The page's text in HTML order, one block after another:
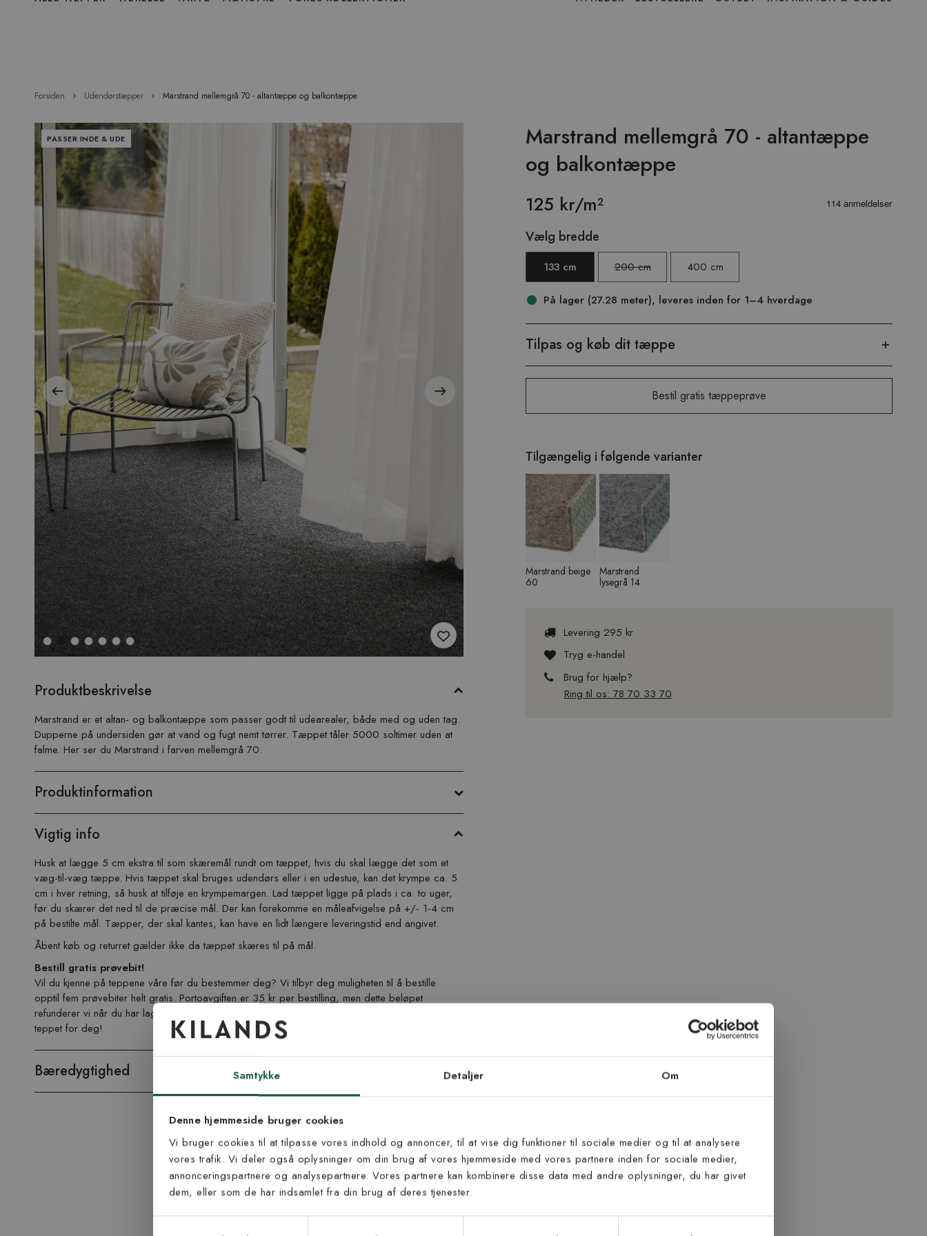
Samtykke Detaljer Om
Denne hjemmeside bruger cookies
Vi bruger cookies til at tilpasse vores indhold og annoncer, til at vise dig funktioner til sociale medier og til at analysere
vores trafik. Vi deler også oplysninger om din brug af vores hjemmeside med vores partnere inden for sociale medier,
annonceringspartnere og analysepartnere. Vores partnere kan kombinere disse data med andre oplysninger, du har givet
dem, eller som de har indsamlet fra din brug af deres tjenester.
Forsiden Udendørstæpper Marstrand mellemgrå 70 - altantæppe og balkontæppe
Marstrand mellemgrå 70 - altantæppe
og balkontæppe
125 kr/m²
Vælg bredde
133 cm 200 cm 400 cm
På lager (27.28 meter), leveres inden for 1–4 hverdage
Tilpas og køb dit tæppe
Bestil gratis tæppeprøve
Tilgængelig i følgende varianter
Marstrand beige
60
Marstrand
lysegrå 14
Levering 295 kr
Tryg e-handel
Brug for hjælp?
Ring til os: 78 70 33 70
PASSER INDE & UDE
Hop
til
slutningen
af
billedgalleriet
begyndelsen
billedgalleriet
Produktbeskrivelse
Marstrand er et altan- og balkontæppe som passer godt til udearealer, både med og uden tag.
Dupperne på undersiden gør at vand og fugt nemt tørrer. Tæppet tåler 5000 soltimer uden at
falme. Her ser du Marstrand i farven mellemgrå 70.
Produktinformation
Vigtig info
Husk at lægge 5 cm ekstra til som skæremål rundt om tæppet, hvis du skal lægge det som et
væg-til-væg tæppe. Hvis tæppet skal bruges udendørs eller i en udestue, kan det krympe ca. 5
cm i hver retning, så husk at tilføje en krympemargen. Lad tæppet ligge på plads i ca. to uger,
før du skærer det ned til de præcise mål. Der kan forekomme en måleafvigelse på +/- 1-4 cm
på bestilte mål. Tæpper, der skal kantes, kan have en lidt længere leveringstid end angivet.
Åbent køb og returret gælder ikke da tæppet skæres til på mål.
Bestill gratis prøvebit!
Vil du kjenne på teppene våre før du bestemmer deg? Vi tilbyr deg muligheten til å bestille
opptil fem prøvebiter helt gratis. Portoavgiften er 35 kr per bestilling, men dette beløpet
refunderer vi når du har lagt inn din ordre (ved bruk av medfølgende rabattkode). Finn det rette
teppet for deg!
Bæredygtighed
Inspiration fra @kilandsofficial
Tilmeld dig vores
nyhedsbrev
Vær blandt de første til at modtage vores tilbud,
E-mail